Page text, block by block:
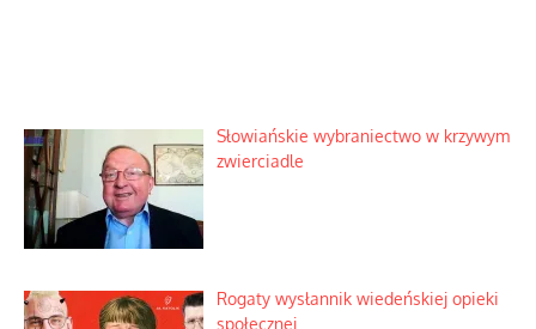
Słowiańskie wybraniectwo w krzywym
zwierciadle
Rogaty wysłannik wiedeńskiej opieki
społecznej